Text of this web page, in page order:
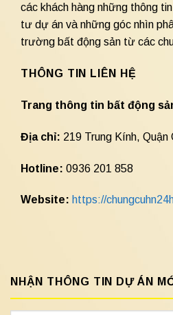
các khách hàng những thông
tư dự án và những góc nhìn
trường bất động sản từ các
THÔNG TIN LIÊN HỆ
Trang thông tin bất động
Địa chỉ: 219 Trung Kính, Quận
Hotline: 0936 201 858
Website: https://
NHẬN THÔNG TIN DỰ ÁN